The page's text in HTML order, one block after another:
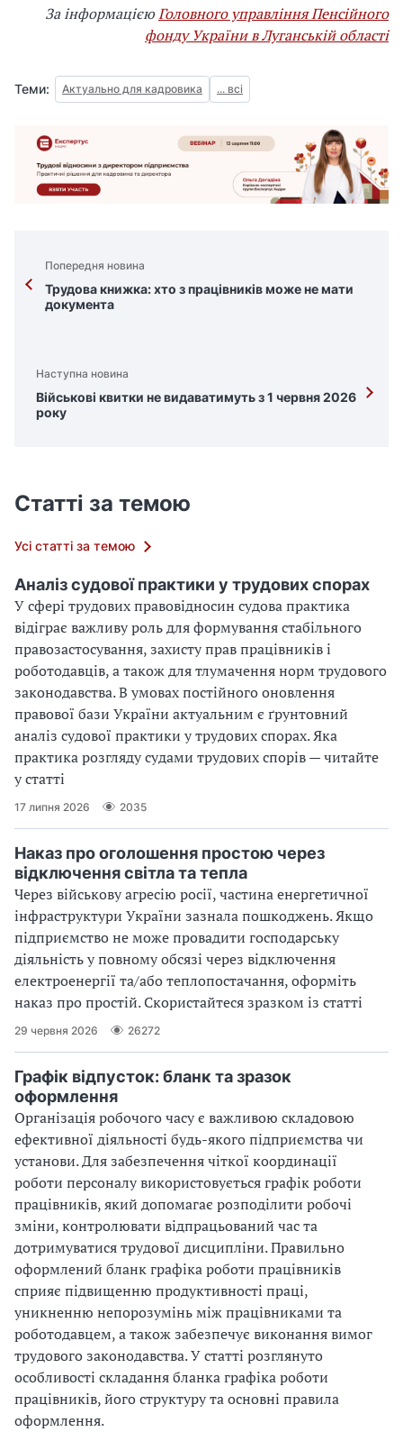
За інформацієюГоловного управління Пенсійного
фонду України в Луганській області
Теми: Актуально для кадровика ... всі
Попередня новина
Трудова книжка: хто з працівників може не мати
документа
Наступна новина
Військові квитки не видаватимуть з 1 червня 2026
року
Статті за темою
Усі статті за темою
Аналіз судової практики у трудових спорах
У сфері трудових правовідносин судова практика
відіграє важливу роль для формування стабільного
правозастосування, захисту прав працівників і
роботодавців, а також для тлумачення норм трудового
законодавства. В умовах постійного оновлення
правової бази України актуальним є ґрунтовний
аналіз судової практики у трудових спорах. Яка
практика розгляду судами трудових спорів — читайте
у статті
17 липня 2026 2035
Наказ про оголошення простою через
відключення світла та тепла
Через військову агресію росії, частина енергетичної
інфраструктури України зазнала пошкоджень. Якщо
підприємство не може провадити господарську
діяльність у повному обсязі через відключення
електроенергії та/або теплопостачання, оформіть
наказ про простій. Скористайтеся зразком із статті
29 червня 2026 26272
Графік відпусток: бланк та зразок
оформлення
Організація робочого часу є важливою складовою
ефективної діяльності будь-якого підприємства чи
установи. Для забезпечення чіткої координації
роботи персоналу використовується графік роботи
працівників, який допомагає розподілити робочі
зміни, контролювати відпрацьований час та
дотримуватися трудової дисципліни. Правильно
оформлений бланк графіка роботи працівників
сприяє підвищенню продуктивності праці,
уникненню непорозумінь між працівниками та
роботодавцем, а також забезпечує виконання вимог
трудового законодавства. У статті розглянуто
особливості складання бланка графіка роботи
працівників, його структуру та основні правила
оформлення.